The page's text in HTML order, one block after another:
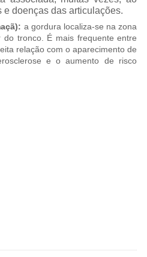
doenças das articulações.
a gordura localiza-se na zona
tronco. É mais frequente entre
relação com o aparecimento de
e o aumento de risco